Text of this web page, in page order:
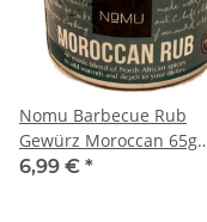
Nomu Barbecue Rub
Gewürz Moroccan 65g
(exotische Mischung)
6,99 € *